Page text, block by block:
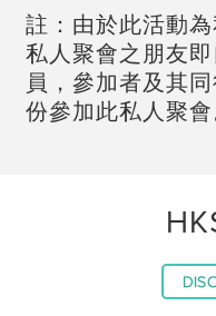
註：由於此活動
私人聚會之朋友
員，參加者及其
份參加此私人聚會